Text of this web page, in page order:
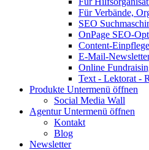
Für Verbände,
SEO
OnPage SEO-
Content-
E-Mail-
Online
Text - Lektorat -
Produkte Untermenü öffnen
Social Media Wall
AgenturUntermenü öffnen
Kontakt
Blog
Newsletter